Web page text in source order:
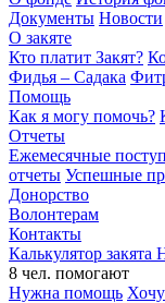
Документы Новости
О закяте
Кто платит Закят?
Фидья – Садака
Помощь
Как я могу помочь?
Отчеты
Ежемесячные
отчеты Успешные
Донорство
Волонтерам
Контакты
Калькулятор закята
8 чел. помогают
Нужна помощь